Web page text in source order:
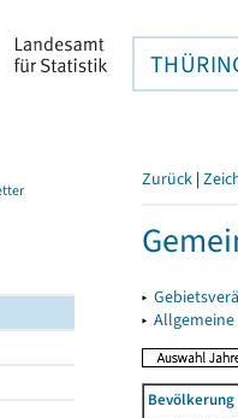
Zurück |
▸
▸